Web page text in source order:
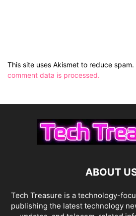
This site uses Akismet to reduce spam.
comment data is processed.
ABOUT
Tech Treasure is a technology-
publishing the latest technology